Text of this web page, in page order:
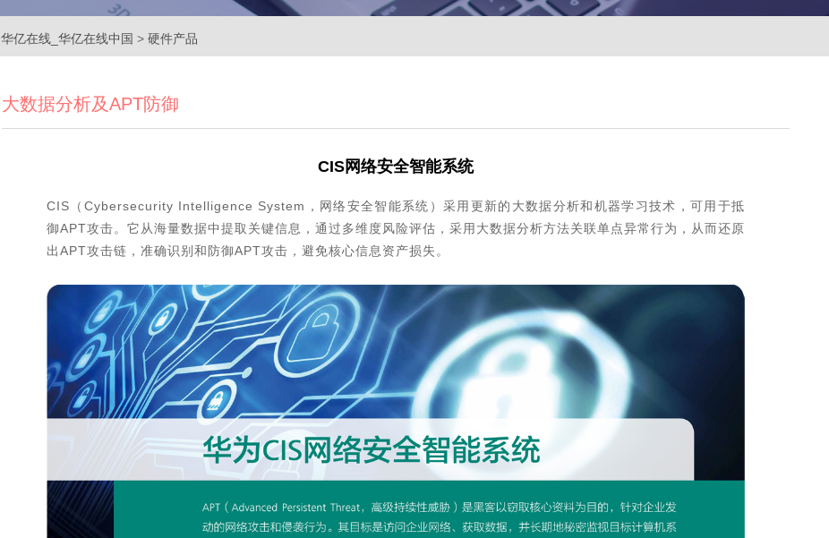
华亿在线_华亿在线中国 > 硬件产品
大数据分析及APT防御
CIS网络安全智能系统
CIS（Cybersecurity Intelligence System，网络安全智能系统）采用更新的大数据分析和机器学习技术，可用于抵
御APT攻击。它从海量数据中提取关键信息，通过多维度风险评估，采用大数据分析方法关联单点异常行为，从而还原
出APT攻击链，准确识别和防御APT攻击，避免核心信息资产损失。